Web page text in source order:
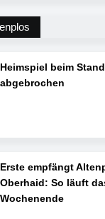
Heimspiel beim
abgebrochen
Erste empfängt
Oberhaid: So läuft
Wochenende